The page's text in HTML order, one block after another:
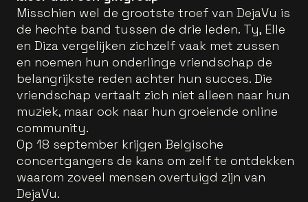
Misschien wel de grootste troef van DejaVu is
de hechte band tussen de drie leden. Ty, Elle
en Diza vergelijken zichzelf vaak met zussen
en noemen hun onderlinge vriendschap de
belangrijkste reden achter hun succes. Die
vriendschap vertaalt zich niet alleen naar hun
muziek, maar ook naar hun groeiende online
community.
Op 18 september krijgen Belgische
concertgangers de kans om zelf te ontdekken
waarom zoveel mensen overtuigd zijn van
DejaVu.